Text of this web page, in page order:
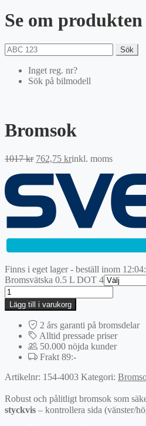
Se om
Sök
Inget reg. nr?
Sök på bilmodell
Bromsok
1017kr Det
1017 kr.
762,75 krDet
priset
är:
762,75 kr.
inkl. moms
Finns i eget lager - beställ inom
Bromsvätska 0.5 L DOT 4
Bromsok
mängd
Lägg till i varukorg
2 års garanti på bromsdelar
Alltid pressade priser
50.000 nöjda kunder
Frakt 89:-
Artikelnr: 154-4003 Kategori:
Robust och pålitligt bromsok som
styckvis – kontrollera sida (vänster/